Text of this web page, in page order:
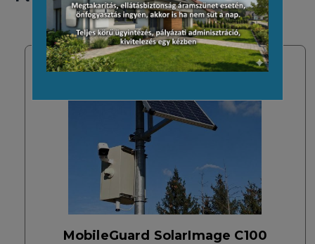
MobileGuard SolarImage C100